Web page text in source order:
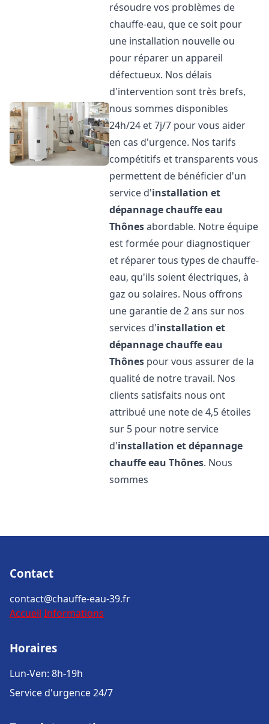
résoudre vos problèmes de
chauffe-eau, que ce soit pour
une installation nouvelle ou
pour réparer un appareil
défectueux. Nos délais
d'intervention sont très brefs,
nous sommes disponibles
24h/24 et 7j/7 pour vous aider
en cas d'urgence. Nos tarifs
compétitifs et transparents vous
permettent de bénéficier d'un
service d'installation et
dépannage chauffe eau
Thônesabordable. Notre équipe
est formée pour diagnostiquer
et réparer tous types de chauffe-
eau, qu'ils soient électriques, à
gaz ou solaires. Nous offrons
une garantie de 2 ans sur nos
services d'installation et
dépannage chauffe eau
Thônes pour vous assurer de la
qualité de notre travail. Nos
clients satisfaits nous ont
attribué une note de 4,5 étoiles
sur 5 pour notre service
d'installation et dépannage
chauffe eau Thônes. Nous
sommes
Contact
contact@chauffe-eau-39.fr
Accueil Informations
Horaires
Lun-Ven: 8h-19h
Service d'urgence 24/7